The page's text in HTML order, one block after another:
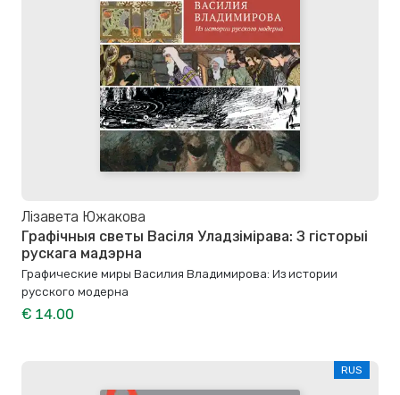
Лізавета Южакова
Графічныя светы Васіля Уладзімірава: З гісторыі
рускага мадэрна
Графические миры Василия Владимирова: Из истории
русского модерна
€ 14.00
RUS